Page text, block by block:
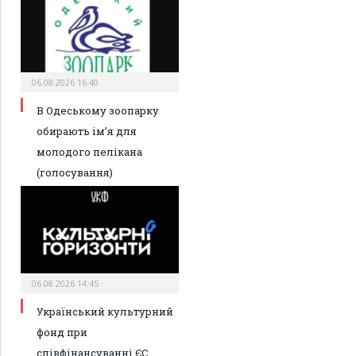
06.08.2026 16:40
В Одеському зоопарку
обирають ім’я для
молодого пелікана
(голосування)
06.08.2026 14:45
Український культурний
фонд при
співфінансуванні ЄС